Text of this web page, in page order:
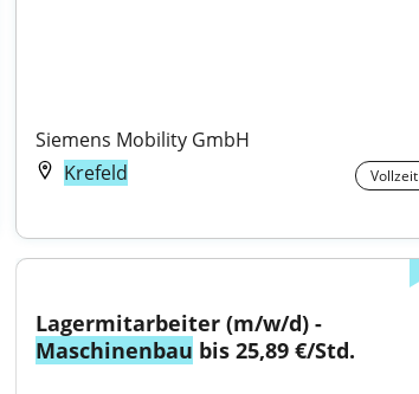
Siemens Mobility GmbH
Krefeld
Vollzeit
Maschinenbau bis 25,89 €/Std.